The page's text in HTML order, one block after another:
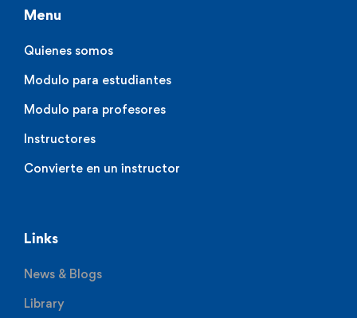
Menu
Quienes somos
Modulo para estudiantes
Modulo para profesores
Instructores
Convierte en un instructor
Links
News & Blogs
Library